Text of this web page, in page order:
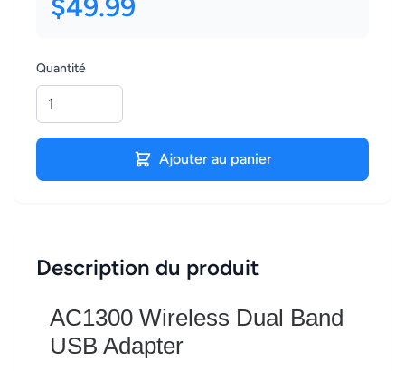
$49.99
Quantité
Ajouter au panier
Description du produit
AC1300 Wireless Dual Band
USB Adapter